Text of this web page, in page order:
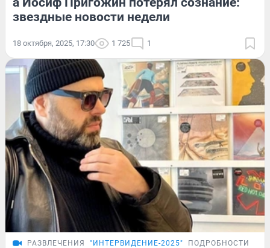
звездные новости недели
18 октября, 2025, 17:30 1 725 1
РАЗВЛЕЧЕНИЯ "ИНТЕРВИДЕНИЕ-2025" ПОДРОБНОСТИ